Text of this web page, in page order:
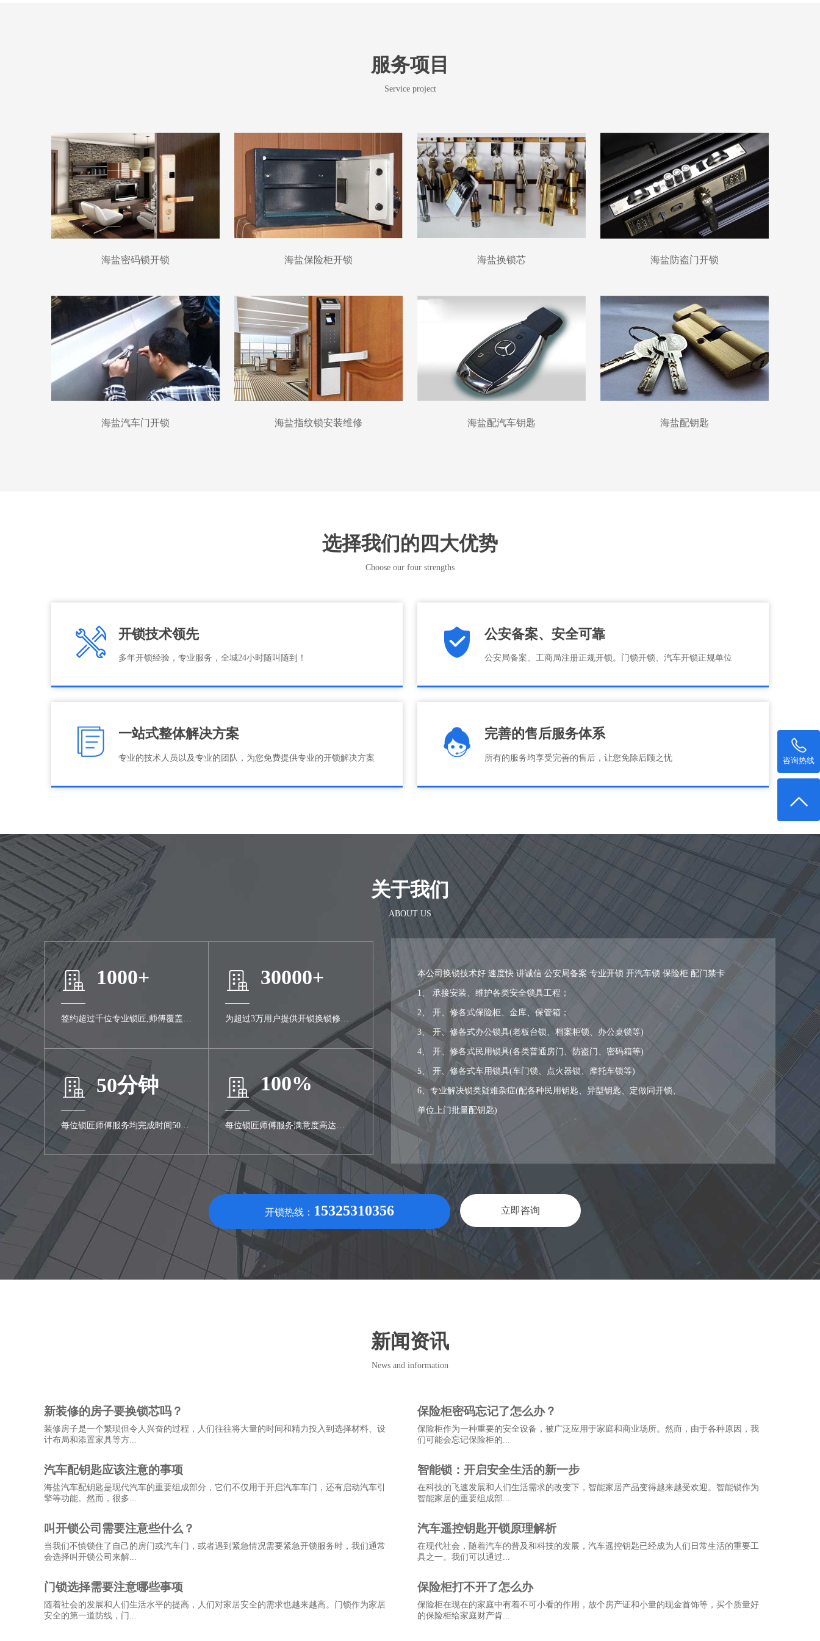
服务项目
Service project
海盐密码锁开锁 海盐保险柜开锁 海盐换锁芯 海盐防盗门开锁
海盐汽车门开锁 海盐指纹锁安装维修 海盐配汽车钥匙 海盐配钥匙
选择我们的四大优势
Choose our four strengths
开锁技术领先
多年开锁经验，专业服务，全城24小时随叫随到！
公安备案、安全可靠
公安局备案、工商局注册正规开锁。门锁开锁、汽车开锁正规单位
一站式整体解决方案
专业的技术人员以及专业的团队，为您免费提供专业的开锁解决方案
完善的售后服务体系
所有的服务均享受完善的售后，让您免除后顾之忧
关于我们
ABOUT US
1000+
签约超过千位专业锁匠,师傅覆盖全
30000+
为超过3万用户提供开锁换锁修锁
50分钟
每位锁匠师傅服务均完成时间50分
钟
100%
每位锁匠师傅服务满意度高达
100%
本公司换锁技术好 速度快 讲诚信 公安局备案 专业开锁 开汽车锁 保险柜 配门禁卡
1、 承接安装、维护各类安全锁具工程；
2、 开、修各式保险柜、金库、保管箱；
3、 开、修各式办公锁具(老板台锁、档案柜锁、办公桌锁等)
4、 开、修各式民用锁具(各类普通房门、防盗门、密码箱等)
5、 开、修各式车用锁具(车门锁、点火器锁、摩托车锁等)
6、专业解决锁类疑难杂症(配各种民用钥匙、异型钥匙、定做同开锁、
单位上门批量配钥匙)
开锁热线： 15325310356 立即咨询
新闻资讯
News and information
新装修的房子要换锁芯吗？
装修房子是一个繁琐但令人兴奋的过程，人们往往将大量的时间和精力投入到选择材料、设
计布局和添置家具等方...
保险柜密码忘记了怎么办？
保险柜作为一种重要的安全设备，被广泛应用于家庭和商业场所。然而，由于各种原因，我
们可能会忘记保险柜的...
汽车配钥匙应该注意的事项
海盐汽车配钥匙是现代汽车的重要组成部分，它们不仅用于开启汽车车门，还有启动汽车引
擎等功能。然而，很多...
智能锁：开启安全生活的新一步
在科技的飞速发展和人们生活需求的改变下，智能家居产品变得越来越受欢迎。智能锁作为
智能家居的重要组成部...
叫开锁公司需要注意些什么？
当我们不慎锁住了自己的房门或汽车门，或者遇到紧急情况需要紧急开锁服务时，我们通常
会选择叫开锁公司来解...
汽车遥控钥匙开锁原理解析
在现代社会，随着汽车的普及和科技的发展，汽车遥控钥匙已经成为人们日常生活的重要工
具之一。我们可以通过...
门锁选择需要注意哪些事项
随着社会的发展和人们生活水平的提高，人们对家居安全的需求也越来越高。门锁作为家居
安全的第一道防线，门...
保险柜打不开了怎么办
保险柜在现在的家庭中有着不可小看的作用，放个房产证和小量的现金首饰等，买个质量好
的保险柜给家庭财产肯...
咨询热线